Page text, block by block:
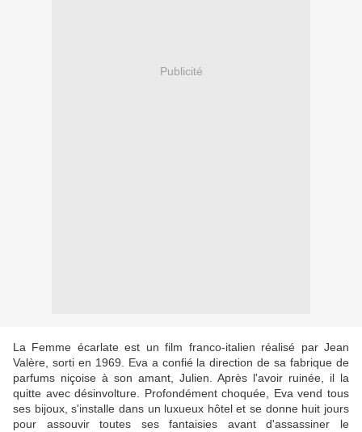
Publicité
La Femme écarlate est un film franco-italien réalisé par Jean
Valère, sorti en 1969. Eva a confié la direction de sa fabrique de
parfums niçoise à son amant, Julien. Après l'avoir ruinée, il la
quitte avec désinvolture. Profondément choquée, Eva vend tous
ses bijoux, s'installe dans un luxueux hôtel et se donne huit jours
pour assouvir toutes ses fantaisies avant d'assassiner le